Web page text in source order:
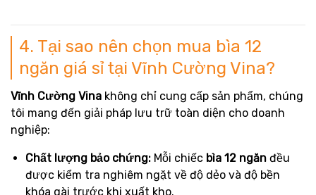
4. Tại sao nên chọn mua bìa 12
ngăn giá sỉ tại Vĩnh Cường Vina?
Vĩnh Cường Vina không chỉ cung cấp sản phẩm, chúng
tôi mang đến giải pháp lưu trữ toàn diện cho doanh
nghiệp:
Chất lượng bảo chứng:Mỗi chiếc bìa 12 ngănđều
được kiểm tra nghiêm ngặt về độ dẻo và độ bền
khóa gài trước khi xuất kho.